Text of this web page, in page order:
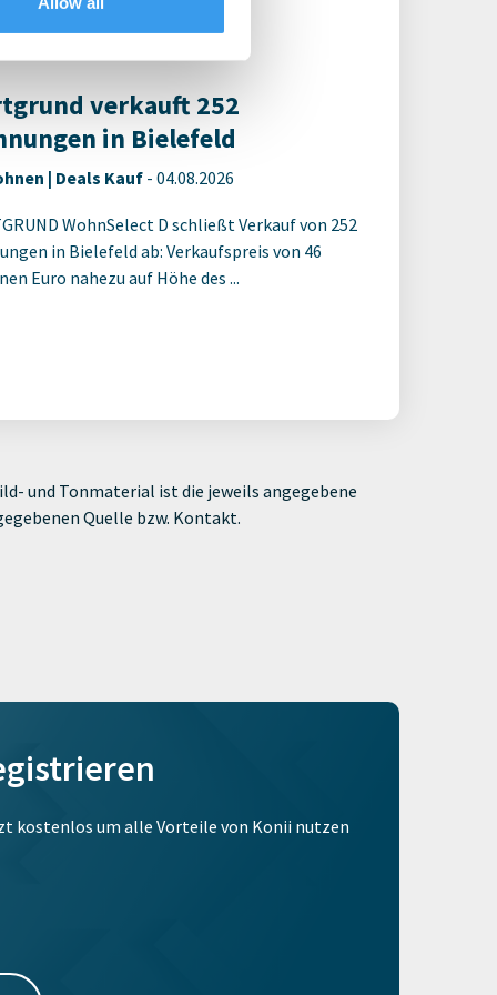
verkauft 252
in Bielefeld
| Deals Kauf - 04.08.2026
WohnSelect D schließt Verkauf von 252
in Bielefeld ab: Verkaufspreis von 46
Euro nahezu auf Höhe des ...
und Tonmaterial ist die jeweils angegebene
Quelle bzw. Kontakt.
kostenlos um alle Vorteile von Konii nutzen